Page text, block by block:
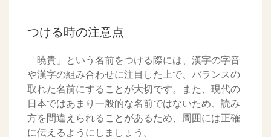
つける時の注意点
「暁貴」という名前をつける際には、漢字の字音
や漢字の組み合わせに注目した上で、バランスの
取れた名前にすることが大切です。また、現代の
日本ではあまり一般的な名前ではないため、読み
方を間違えられることがあるため、周囲には正確
に伝えるようにしましょう。